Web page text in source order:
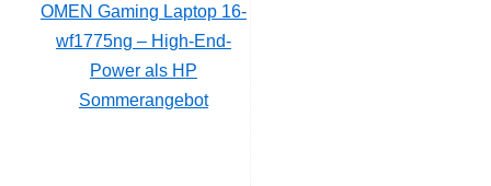
OMEN Gaming Laptop 16-
wf1775ng – High-End-
Power als HP
Sommerangebot